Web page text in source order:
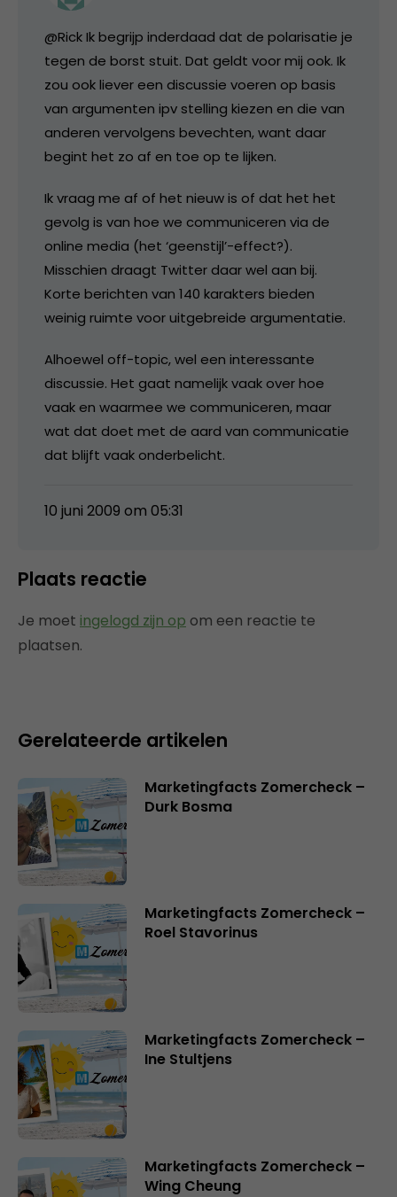
@Rick Ik begrijp inderdaad dat de polarisatie je
tegen de borst stuit. Dat geldt voor mij ook. Ik
zou ook liever een discussie voeren op basis
van argumenten ipv stelling kiezen en die van
anderen vervolgens bevechten, want daar
begint het zo af en toe op te lijken.
Ik vraag me af of het nieuw is of dat het het
gevolg is van hoe we communiceren via de
online media (het ‘geenstijl’-effect?).
Misschien draagt Twitter daar wel aan bij.
Korte berichten van 140 karakters bieden
weinig ruimte voor uitgebreide argumentatie.
Alhoewel off-topic, wel een interessante
discussie. Het gaat namelijk vaak over hoe
vaak en waarmee we communiceren, maar
wat dat doet met de aard van communicatie
dat blijft vaak onderbelicht.
10 juni 2009 om 05:31
Plaats reactie
Je moet ingelogd zijn op om een reactie te
plaatsen.
Gerelateerde artikelen
Marketingfacts Zomercheck –
Durk Bosma
Marketingfacts Zomercheck –
Roel Stavorinus
Marketingfacts Zomercheck –
Ine Stultjens
Marketingfacts Zomercheck –
Wing Cheung